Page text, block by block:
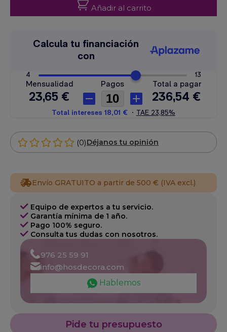
Añadir al carrito
(0)Déjanos tu opinión
Envío GRATUITO a partir de 500 € (IVA excl.)
Equipo de expertos a tu servicio.
Garantía mínima de 1 año.
Pago 100% seguro.
Consulta tus dudas con nosotros.
976 25 59 91
info@hosdecora.com
Hablemos
Pide tu presupuesto